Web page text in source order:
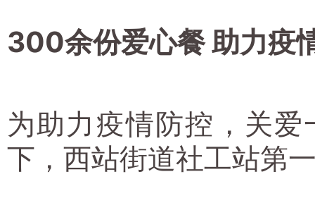
300余份爱心餐 助力疫
为助力疫情防控，关
下，西站街道社工站第